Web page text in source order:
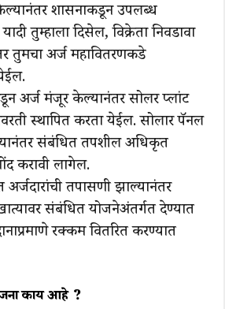
शासनाकडून उपलब्ध
यादी तुम्हाला दिसेल, विक्रेता निवडावा
तुमचा अर्ज महावितरणकडे
अर्ज मंजूर केल्यानंतर सोलर प्लांट
स्थापित करता येईल. सोलार पॅनल
संबंधित तपशील अधिकृत
करावी लागेल.
अर्जदारांची तपासणी झाल्यानंतर
संबंधित योजनेअंतर्गत देण्यात
रक्कम वितरित करण्यात
काय आहे ?